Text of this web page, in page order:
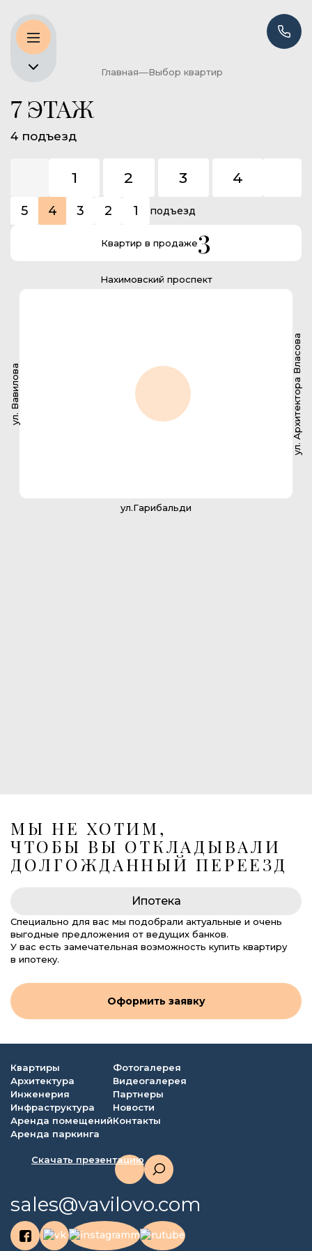
Главная Выбор квартир
7 ЭТАЖ
4 подъезд
1 2 3 4
Квартир в продаже3
подъезд
1
2
3
4
5
ул. Вавилова
Нахимовский проспект
ул.Гарибальди
ул. Архитектора Власова
МЫ НЕ ХОТИМ,
ЧТОБЫ ВЫ ОТКЛАДЫВАЛИ
ДОЛГОЖДАННЫЙ ПЕРЕЕЗД
Ипотека
Специально для вас мы подобрали актуальные и очень
выгодные предложения от ведущих банков.
У вас есть замечательная возможность купить квартиру
в ипотеку.
Оформить заявку
Квартиры
Архитектура
Инженерия
Инфраструктура
Аренда помещений
Аренда паркинга
Фотогалерея
Видеогалерея
Партнеры
Новости
Контакты
Скачать презентацию
sales@vavilovo.com